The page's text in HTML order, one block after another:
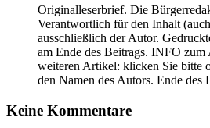
Originalleserbrief. Die
Verantwortlich für den Inhalt
ausschließlich der Autor.
am Ende des Beitrags. INFO zum
weiteren Artikel: klicken Sie bitte
den Namen des Autors. Ende des
Keine Kommentare